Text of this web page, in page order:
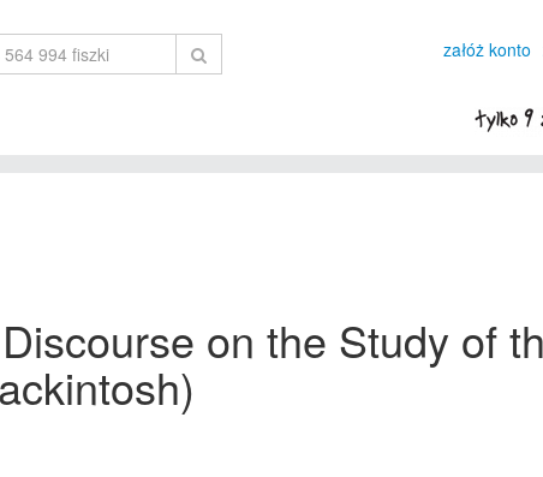
załóż konto
on the Study of